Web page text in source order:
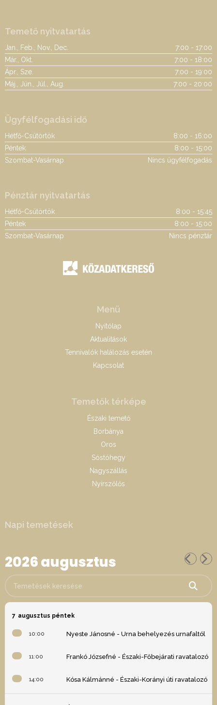
Temető nyitvatartás
Jan., Feb., Nov., Dec.
7:00 - 17:00
Már., Okt.
7:00 - 18:00
Ápr., Sze.
7:00 - 19:00
Máj., Jún., Júl., Aug.
7:00 - 20:00
Ügyfélfogadási idő
Hétfő-Csütörtök
8:00 - 16:00
Péntek
8:00 - 15:00
Szombat-Vasárnap
Nincs ügyfélfogadás
Pénztár nyitvatartás
Hétfő-Csütörtök
8:00 - 15:45
Péntek
8:00 - 15:00
Szombat-Vasárnap
Nincs pénztár
Menü
Nyitólap
Aktualitások
Tennivalók halálozás esetén
Kapcsolat
Temetők térképe
Északi temető
Borbánya
Oros
Sóstóhegy
Nagyszállás
Nyírszőlős
Napi temetések
2026 augusztus
7 augusztus péntek
10:00 Nyeste Jánosné - Urna behelyezés urnafaltól
11:00 Frankó Józsefné - Északi-Főbejárati ravatalozó
14:00 Kósa Kálmánné - Északi-Korányi úti ravatalozó